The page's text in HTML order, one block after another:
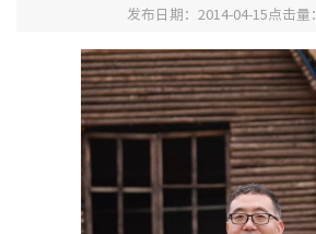
发布日期：2014-04-15点击量：